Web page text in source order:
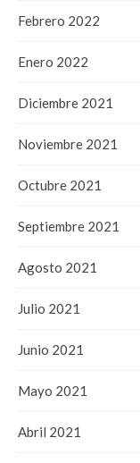
Febrero 2022
Enero 2022
Diciembre 2021
Noviembre 2021
Octubre 2021
Septiembre 2021
Agosto 2021
Julio 2021
Junio 2021
Mayo 2021
Abril 2021